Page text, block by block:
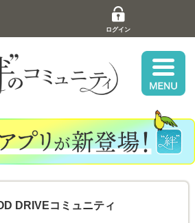
ログイン
DRIVEコミュニティ